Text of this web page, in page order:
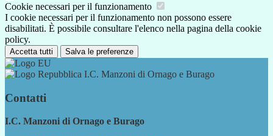
Cookie necessari per il funzionamento
I cookie necessari per il funzionamento non possono essere
disabilitati. È possibile consultare l'elenco nella pagina della cookie
policy.
Accetta tutti Salva le preferenze
I.C. Manzoni di Ornago e Burago
Contatti
I.C. Manzoni di Ornago e Burago